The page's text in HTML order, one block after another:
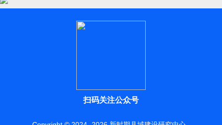
扫码关注公众号